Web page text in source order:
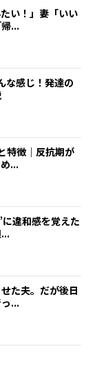
い！」妻「いい
...
な感じ！発達の
特徴｜反抗期が
...
違和感を覚えた
た夫。だが後日
...